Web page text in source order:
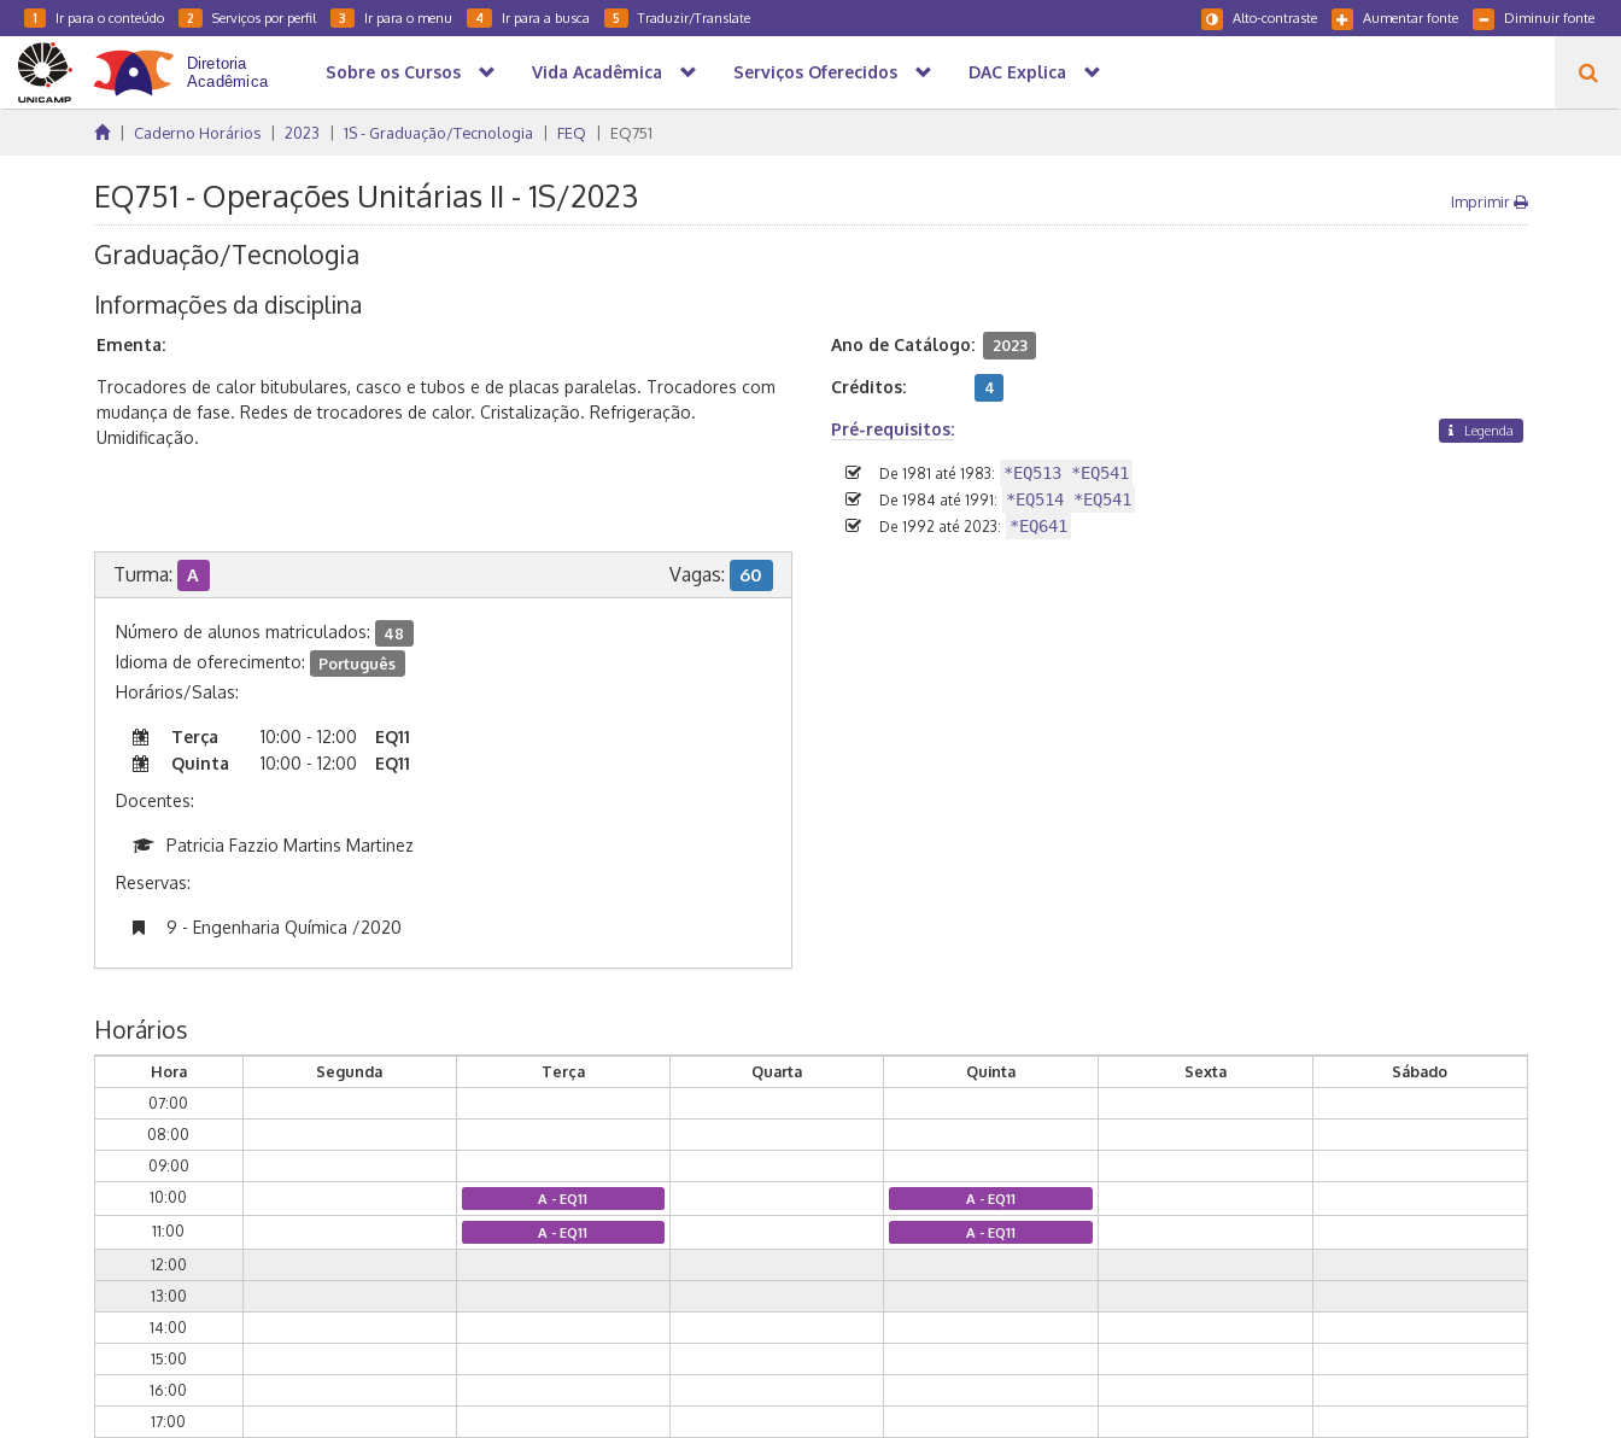
1 Ir para o conteúdo 2 Serviços por perfil 3 Ir para o menu 4 Ir para a busca 5 Traduzir/Translate Diminuir fonte
Aumentar fonte
Alto-contraste
Sobre os Cursos Vida Acadêmica Serviços Oferecidos DAC Explica
Caderno Horários 2023 1S - Graduação/Tecnologia FEQ EQ751
EQ751 - Operações Unitárias II - 1S/2023 Imprimir
Graduação/Tecnologia
Informações da disciplina
Ementa:
Trocadores de calor bitubulares, casco e tubos e de placas paralelas. Trocadores com
mudança de fase. Redes de trocadores de calor. Cristalização. Refrigeração.
Umidificação.
Ano de Catálogo: 2023
Créditos: 4
Pré-requisitos: Legenda
De 1981 até 1983: *EQ513 *EQ541
De 1984 até 1991: *EQ514 *EQ541
De 1992 até 2023: *EQ641
Turma: A Vagas: 60
Número de alunos matriculados: 48
Idioma de oferecimento: Português
Horários/Salas:
Terça 10:00 - 12:00
EQ11
Quinta
10:00 - 12:00
EQ11
Docentes:
Patricia Fazzio Martins Martinez
Reservas:
9 - Engenharia Química /2020
Horários
Hora Segunda Terça Quarta Quinta Sexta
Sábado
07:00
08:00
09:00
10:00
A - EQ11 A - EQ11
11:00 A - EQ11 A - EQ11
12:00
13:00
14:00
15:00
16:00
17:00